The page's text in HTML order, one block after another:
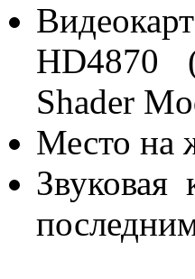
HD4870
Shader
Место на
Звуковая